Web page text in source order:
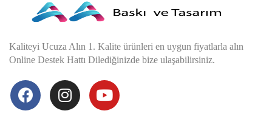
Kaliteyi Ucuza Alın 1. Kalite ürünleri en uygun fiyatlarla alın
Online Destek Hattı Dilediğinizde bize ulaşabilirsiniz.